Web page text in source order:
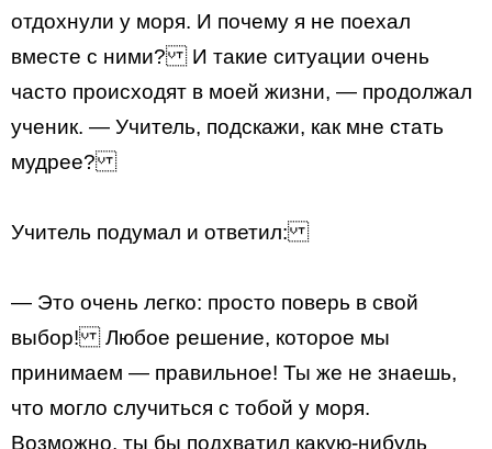
отдохнули у моря. И почему я не поехал
вместе с ними? И такие ситуации очень
часто происходят в моей жизни, — продолжал
ученик. — Учитель, подскажи, как мне стать
мудрее?
Учитель подумал и ответил:
— Это очень легко: просто поверь в свой
выбор! Любое решение, которое мы
принимаем — правильное! Ты же не знаешь,
что могло случиться с тобой у моря.
Возможно, ты бы подхватил какую-нибудь